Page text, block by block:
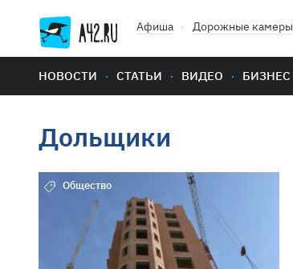
Афиша Дорожные камеры
НОВОСТИ СТАТЬИ ВИДЕО БИЗНЕС
Дольщики
Общество